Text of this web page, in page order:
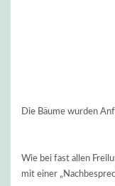
Die Bäume wurden
Wie bei fast allen
mit einer